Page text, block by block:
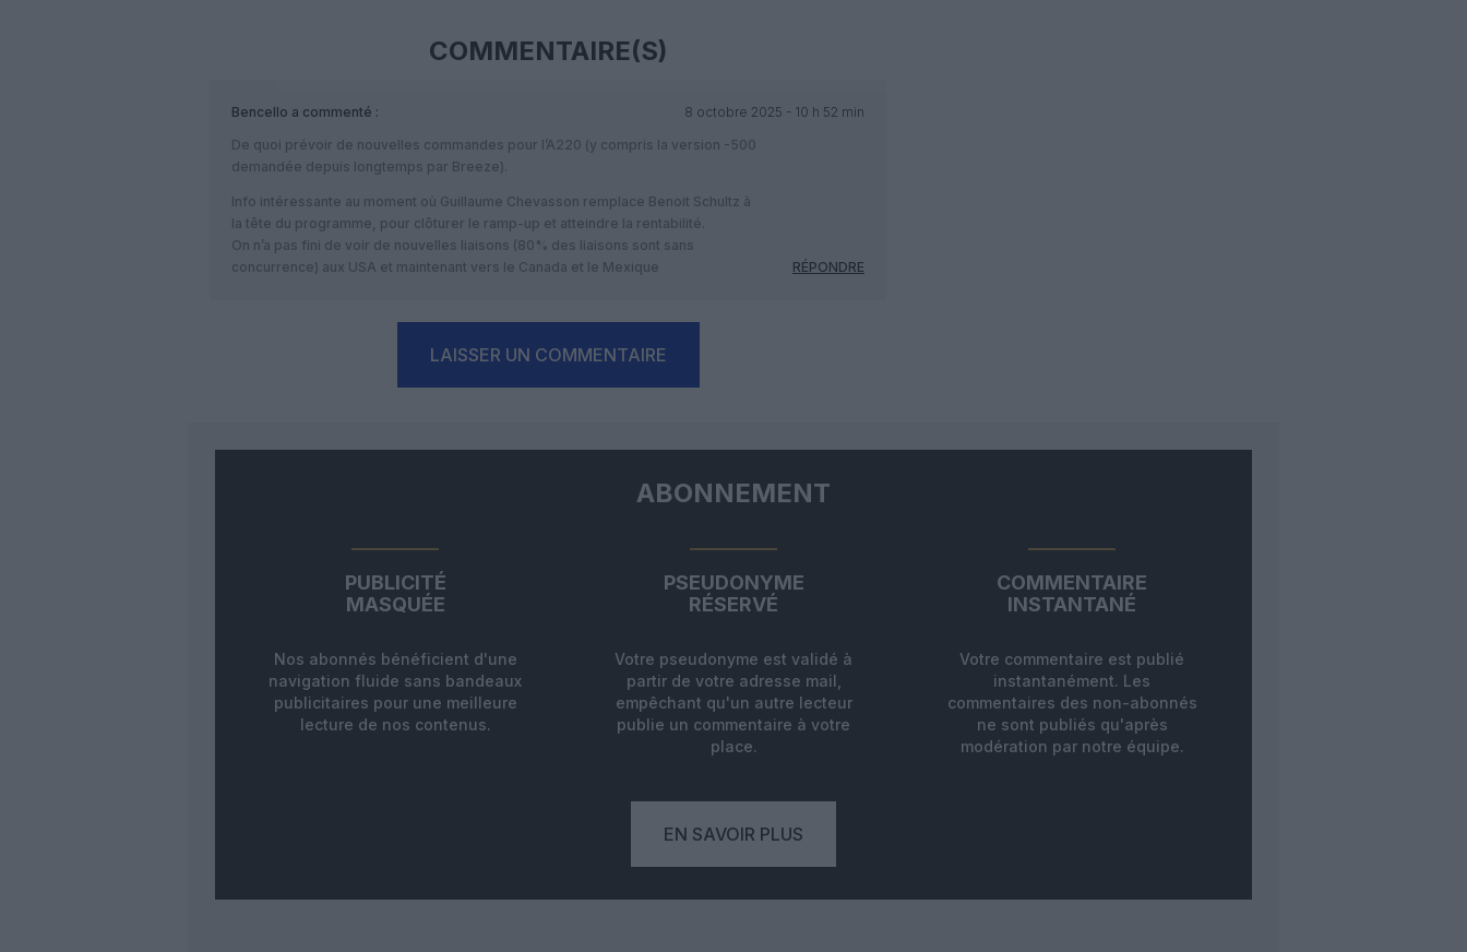
COMMENTAIRE(S)
Bencello a commenté :
8 octobre 2025 - 10 h 52 min
De quoi prévoir de nouvelles commandes pour l’A220 (y compris la version -500
demandée depuis longtemps par Breeze).
Info intéressante au moment où Guillaume Chevasson remplace Benoit Schultz à
la tête du programme, pour clôturer le ramp-up et atteindre la rentabilité.
On n’a pas fini de voir de nouvelles liaisons (80% des liaisons sont sans
concurrence) aux USA et maintenant vers le Canada et le Mexique
RÉPONDRE
LAISSER UN COMMENTAIRE
ABONNEMENT
PUBLICITÉ
MASQUÉE
Nos abonnés bénéficient d'une
navigation fluide sans bandeaux
publicitaires pour une meilleure
lecture de nos contenus.
PSEUDONYME
RÉSERVÉ
Votre pseudonyme est validé à
partir de votre adresse mail,
empêchant qu'un autre lecteur
publie un commentaire à votre
place.
COMMENTAIRE
INSTANTANÉ
Votre commentaire est publié
instantanément. Les
commentaires des non-abonnés
ne sont publiés qu'après
modération par notre équipe.
EN SAVOIR PLUS